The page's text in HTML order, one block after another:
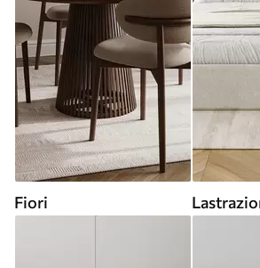
Fiori